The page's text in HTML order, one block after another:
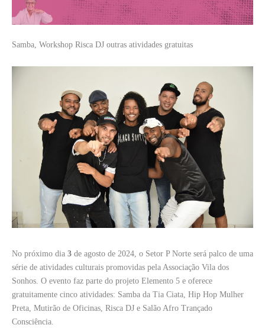
Samba, Workshop Risca DJ outras atividades gratuitas
No próximo dia 3 de agosto de 2024, o Setor P Norte será palco de uma
série de atividades culturais promovidas pela Associação Vila dos
Sonhos. O evento faz parte do projeto Elemento 5 e oferece
gratuitamente cinco atividades: Samba da Tia Ciata, Hip Hop Mulher
Preta, Mutirão de Oficinas, Risca DJ e Salão Afro Trançado
Consciência.